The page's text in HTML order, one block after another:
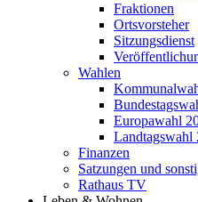
Fraktionen
Ortsvorsteher
Sitzungsdienst
Wahlen
Europawahl
Landtagswahl
Finanzen
Satzungen und
Rathaus TV